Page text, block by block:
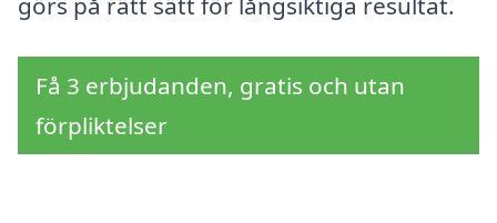
Få 3 erbjudanden, gratis och utan
förpliktelser